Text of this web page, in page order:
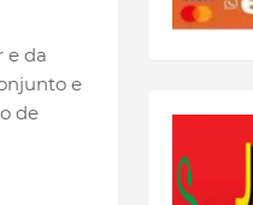
e da
e
de